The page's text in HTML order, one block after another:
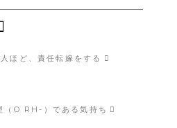
ほど、責任転嫁をする
（O RH-）である気持ち